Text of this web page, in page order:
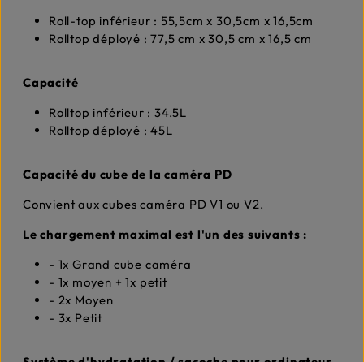
Roll-top inférieur : 55,5cm x 30,5cm x 16,5cm
Rolltop déployé : 77,5 cm x 30,5 cm x 16,5 cm
Capacité
Rolltop inférieur : 34.5L
Rolltop déployé : 45L
Capacité du cube de la caméra PD
Convient aux cubes caméra PD V1 ou V2.
Le chargement maximal est l'un des suivants :
- 1x Grand cube caméra
- 1x moyen + 1x petit
- 2x Moyen
- 3x Petit